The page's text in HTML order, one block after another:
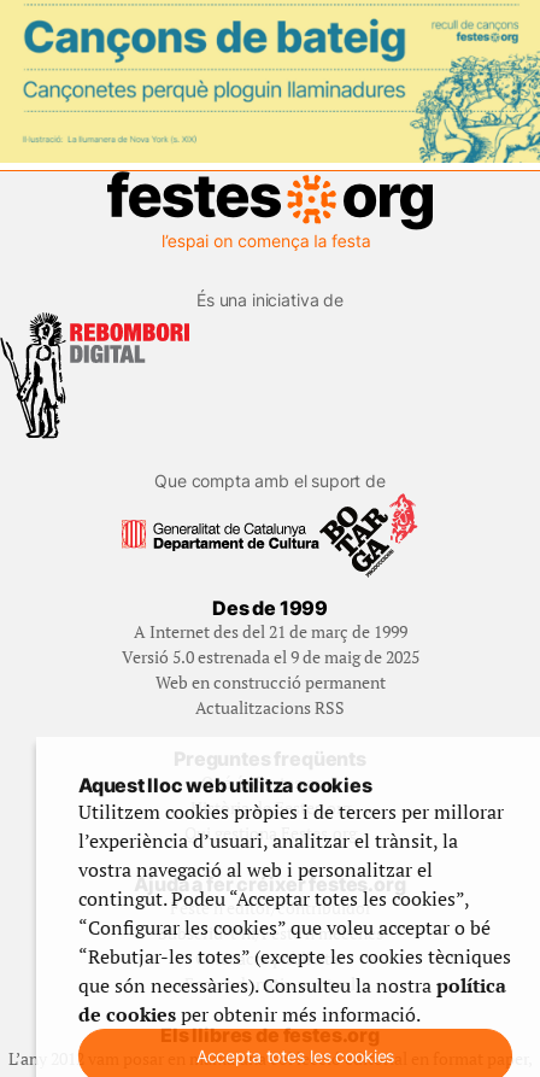
És una iniciativa de
Que compta amb el suport de
Des de 1999
A Internet des del 21 de març de 1999
Versió 5.0 estrenada el 9 de maig de 2025
Web en construcció permanent
Actualitzacions RSS
Preguntes freqüents
Qué és Festes.org?
Història de Festes.org
Qui gestiona Festes.org
Ajuda a fer créixer festes.org
Feste’n editor/contribuidor
Subscriu-t’hi/Feste’n mecenes
Contracta publicitat
Fes un donatiu puntual
Els llibres de festes.org
L’any 2012 vam posar en marxa una col·lecció editorial en format paper,
Aquest lloc web utilitza cookies
Utilitzem cookies pròpies i de tercers per millorar
l’experiència d’usuari, analitzar el trànsit, la
vostra navegació al web i personalitzar el
contingut. Podeu “Acceptar totes les cookies”,
“Configurar les cookies” que voleu acceptar o bé
“Rebutjar-les totes” (excepte les cookies tècniques
que són necessàries). Consulteu la nostrapolítica
de cookiesper obtenir més informació.
Accepta totes les cookies